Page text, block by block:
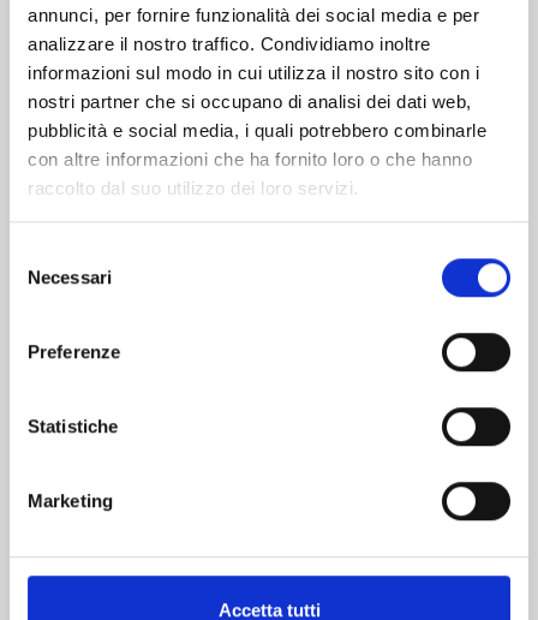
annunci, per fornire funzionalità dei social media e per
analizzare il nostro traffico. Condividiamo inoltre
informazioni sul modo in cui utilizza il nostro sito con i
nostri partner che si occupano di analisi dei dati web,
pubblicità e social media, i quali potrebbero combinarle
con altre informazioni che ha fornito loro o che hanno
raccolto dal suo utilizzo dei loro servizi.
delNecessari
Preferenze
Statistiche
Marketing
Accetta tutti